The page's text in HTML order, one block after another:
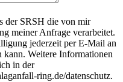
der SRSH die von mir
meiner Anfrage verarbeitet.
jederzeit per E-Mail an
Weitere Informationen
in der
ring.de/datenschutz.